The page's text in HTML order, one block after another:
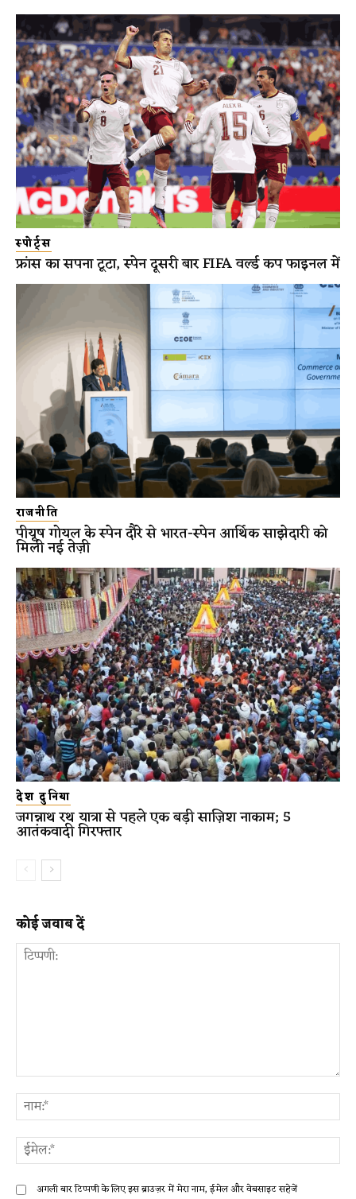
स्पोर्ट्स
फ्रांस का सपना टूटा, स्पेन दूसरी बार FIFA वर्ल्ड कप फाइनल में
राजनीति
पीयूष गोयल के स्पेन दौरे से भारत-स्पेन आर्थिक साझेदारी को
मिली नई तेज़ी
देश दुनिया
जगन्नाथ रथ यात्रा से पहले एक बड़ी साज़िश नाकाम; 5
आतंकवादी गिरफ्तार
कोई जवाब दें
अगली बार टिप्पणी के लिए इस ब्राउज़र में मेरा नाम, ईमेल और वेबसाइट सहेजें